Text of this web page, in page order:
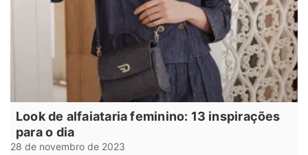
Look de alfaiataria feminino: 13 inspirações
para o dia
28 de novembro de 2023